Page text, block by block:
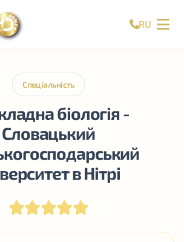
RU
Спеціальність
біологія -
Словацький
в Нітрі